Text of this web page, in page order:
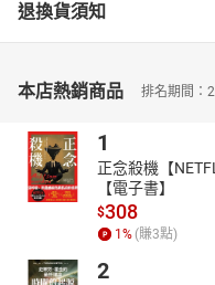
退換貨須知
本店熱銷商品 排名期間：
1
正念殺機【
【電子書】
$308
1% (賺3點)
2